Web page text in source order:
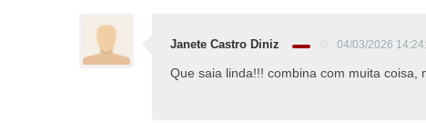
Janete Castro Diniz 04/03/2026
Que saia linda!!! combina com muita coisa,